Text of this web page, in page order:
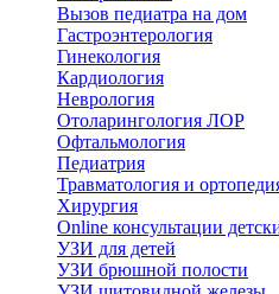
Вызов педиатра на дом
Гастроэнтерология
Гинекология
Кардиология
Неврология
Отоларингология ЛОР
Офтальмология
Педиатрия
Травматология и
Хирургия
Online консультации
УЗИ для детей
УЗИ брюшной полости